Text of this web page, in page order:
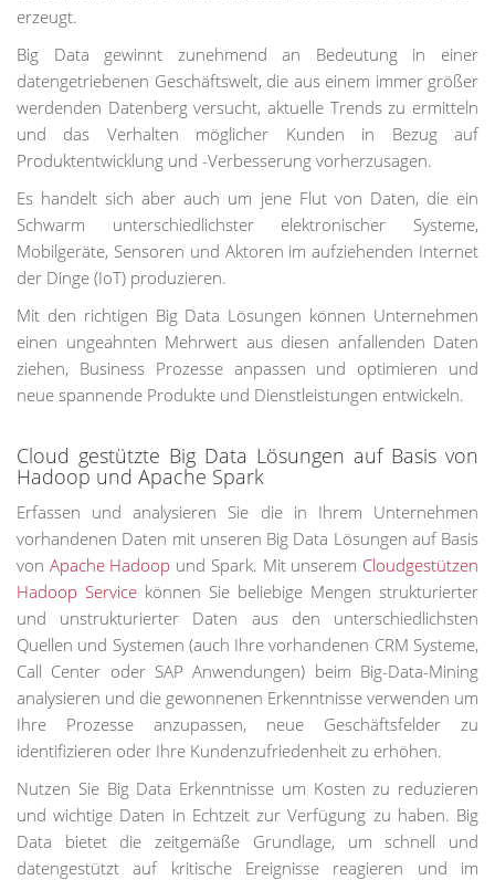
erzeugt.
Big Data gewinnt zunehmend an Bedeutung in einer
datengetriebenen Geschäftswelt, die aus einem immer größer
werdenden Datenberg versucht, aktuelle Trends zu ermitteln
und das Verhalten möglicher Kunden in Bezug auf
Produktentwicklung und -Verbesserung vorherzusagen.
Es handelt sich aber auch um jene Flut von Daten, die ein
Schwarm unterschiedlichster elektronischer Systeme,
Mobilgeräte, Sensoren und Aktoren im aufziehenden Internet
der Dinge (IoT) produzieren.
Mit den richtigen Big Data Lösungen können Unternehmen
einen ungeahnten Mehrwert aus diesen anfallenden Daten
ziehen, Business Prozesse anpassen und optimieren und
neue spannende Produkte und Dienstleistungen entwickeln.
Cloud gestützte Big Data Lösungen auf Basis von
Hadoop und Apache Spark
Erfassen und analysieren Sie die in Ihrem Unternehmen
vorhandenen Daten mit unseren Big Data Lösungen auf Basis
von Apache Hadoop und Spark. Mit unserem Cloudgestützen
Hadoop Service können Sie beliebige Mengen strukturierter
und unstrukturierter Daten aus den unterschiedlichsten
Quellen und Systemen (auch Ihre vorhandenen CRM Systeme,
Call Center oder SAP Anwendungen) beim Big-Data-Mining
analysieren und die gewonnenen Erkenntnisse verwenden um
Ihre Prozesse anzupassen, neue Geschäftsfelder zu
identifizieren oder Ihre Kundenzufriedenheit zu erhöhen.
Nutzen Sie Big Data Erkenntnisse um Kosten zu reduzieren
und wichtige Daten in Echtzeit zur Verfügung zu haben. Big
Data bietet die zeitgemäße Grundlage, um schnell und
datengestützt auf kritische Ereignisse reagieren und im